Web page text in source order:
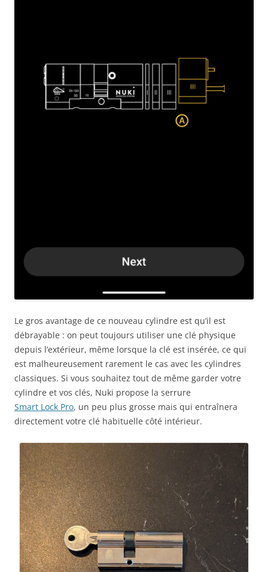
Le gros avantage de ce nouveau cylindre est qu’il est
débrayable : on peut toujours utiliser une clé physique
depuis l’extérieur, même lorsque la clé est insérée, ce qui
est malheureusement rarement le cas avec les cylindres
classiques. Si vous souhaitez tout de même garder votre
cylindre et vos clés, Nuki propose la serrure
Smart Lock Pro, un peu plus grosse mais qui entraînera
directement votre clé habituelle côté intérieur.